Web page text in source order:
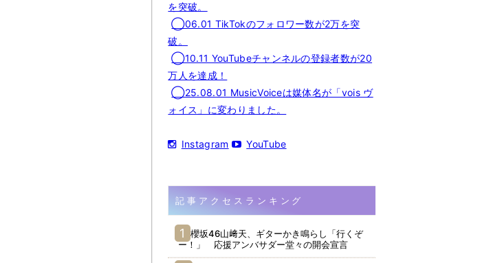
を突破。
◯06.01 TikTokのフォロワー数が2万を突
破。
◯10.11 YouTubeチャンネルの登録者数が20
万人を達成！
◯25.08.01 MusicVoiceは媒体名が「vois ヴ
ォイス」に変わりました。
Instagram YouTube
記事アクセスランキング
櫻坂46山﨑天、ギターかき鳴らし「行くぞ
ー！」 応援アンバサダー堂々の開会宣言